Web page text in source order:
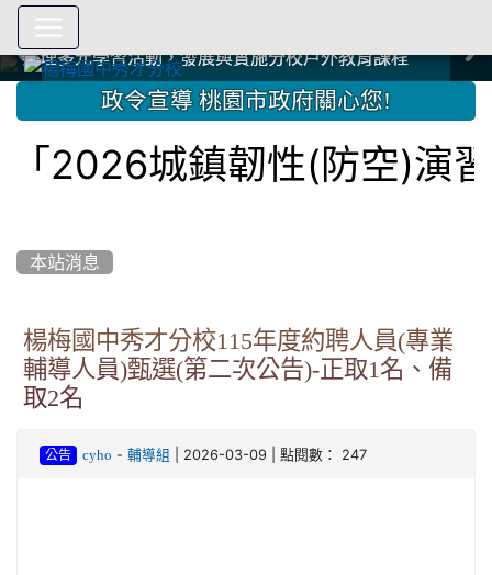
中國信託商業銀行 2023.04.22 愛傳球計畫
中國信託商業銀行 2023.04.22 愛傳球計畫
辦理多元學習活動，發展與實施分校戶外教育課程
辦理多元學習活動，發展與實施分校戶外教育課程
爭取社會資源，傳愛與溫暖：2024.3.19 桃園市家長會與桃
園女子美容商業童也工會義剪活動
爭取社會資源，傳愛與溫暖：2024.3.19 桃園市家長會與桃
園女子美容商業童也工會義剪活動
112學年度畢業學生與師長合照
112學年度畢業學生與師長合照
辦理多元學習活動，發展與實施分校戶外教育課程
辦理多元學習活動，發展與實施分校戶外教育課程
爭取社會資源，傳愛與溫暖：110.12.22 國際獅子會與本校
師生歲末感恩活動
爭取社會資源，傳愛與溫暖：110.12.22 國際獅子會與本校
師生歲末感恩活動
爭取社會資源，傳愛與溫暖：110.12.22 國際獅子會贈送本
校學生耶誕禮物
爭取社會資源，傳愛與溫暖：110.12.22 國際獅子會贈送本
校學生耶誕禮物
112.9.27參觀客家博覽會
112.9.27參觀客家博覽會
2023.12.27 國際獅子會贈送本校學生耶誕禮物
2023.12.27 國際獅子會贈送本校學生耶誕禮物
2023.12.27 國際獅子會贊助本校學生獎助學金
2023.12.27 國際獅子會贊助本校學生獎助學金
2023.12.27 聖誕感恩歌謠競賽；本校師生與國際獅子會獅
兄、師姐同樂
2023.12.27 聖誕感恩歌謠競賽；本校師生與國際獅子會獅
兄、師姐同樂
建置優質學習空間；合作互惠，建立良善公共關係
建置優質學習空間；合作互惠，建立良善公共關係
::: 政令宣導 桃園市政府關心您!
城鎮韌性(防空)演習」
本站消息
楊梅國中秀才分校115年度約聘人員(專業
輔導人員)甄選(第二次公告)-正取1名、備
取2名
公告 cyho - 輔導組 | 2026-03-09 | 點閱數： 247